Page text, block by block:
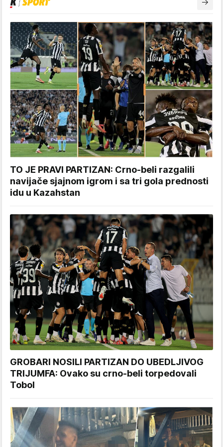
TO JE PRAVI PARTIZAN: Crno-beli razgalili
navijače sjajnom igrom i sa tri gola prednosti
idu u Kazahstan
GROBARI NOSILI PARTIZAN DO UBEDLJIVOG
TRIJUMFA: Ovako su crno-beli torpedovali
Tobol